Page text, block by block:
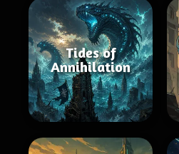
Tides of
Annihilation